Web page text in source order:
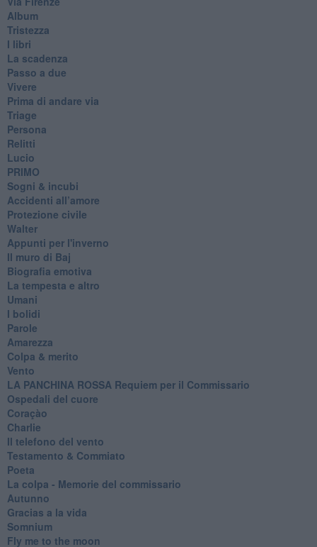
Album
Tristezza
I libri
La scadenza
Passo a due
Vivere
Prima di andare via
Triage
Persona
Relitti
Lucio
PRIMO
Sogni & incubi
Accidenti all’amore
Protezione civile
Walter
Appunti per l'inverno
Il muro di Baj
Biografia emotiva
La tempesta e altro
Umani
I bolidi
Parole
Amarezza
Colpa & merito
Vento
​LA PANCHINA ROSSA Requiem per il Commissario
Ospedali del cuore
Coraçào
Charlie
Il telefono del vento
Testamento & Commiato
Poeta
​La colpa - Memorie del commissario
Autunno
Gracias a la vida
Somnium
Fly me to the moon